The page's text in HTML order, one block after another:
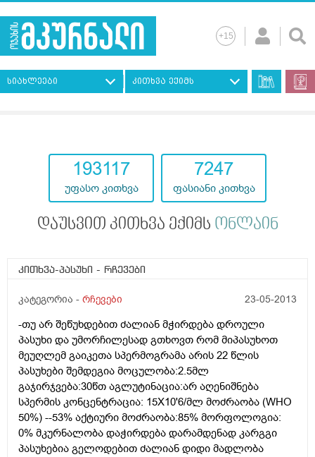
სიახლეები კითხვა ექიმს
193117
უფასო კითხვა
7247
ფასიანი კითხვა
დაუსვით კითხვა ექიმს ონლაინ
კითხვა-პასუხი - რჩევები
კატეგორია - რჩევები 23-05-2013
-თუ არ შეწუხდებით ძალიან მჭირდება დროული
პასუხი და უმორჩილესად გთხოვთ რომ მიპასუხოთ
მეუღლემ გაიკეთა სპერმოგრამა არის 22 წლის
პასუხები შემდეგია მოცულობა:2.5მლ
გაჯირჯვება:30წთ აგლუტინაცია:არ აღენიშნება
სპერმის კონცენტრაცია: 15X10'6/მლ მოძრაობა (WHO
50%) --53% აქტიური მოძრაობა:85% მორფოლოგია:
0% მკურნალობა დაჭირდება დარამდენად კარგგი
პასუხებია გელოდებით ძალიან დიდი მადლობა